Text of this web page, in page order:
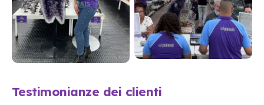
Testimonianze dei clienti